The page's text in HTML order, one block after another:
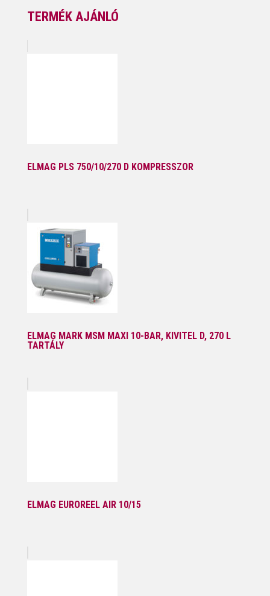
TERMÉK AJÁNLÓ
ELMAG PLS 750/10/270 D KOMPRESSZOR
ELMAG MARK MSM MAXI 10-BAR, KIVITEL D, 270 L
TARTÁLY
ELMAG EUROREEL AIR 10/15